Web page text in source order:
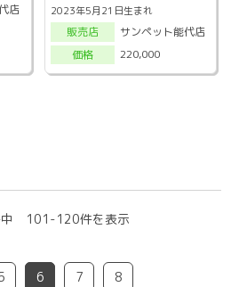
店
2023年5月21日生まれ
販売店
サンペット能代店
価格
220,000
101-120件を表示
6 7 8